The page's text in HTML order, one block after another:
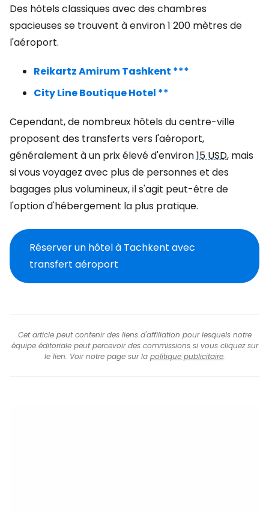
Des hôtels classiques avec des chambres
spacieuses se trouvent à environ 1 200 mètres de
l'aéroport.
Reikartz Amirum Tashkent ***
City Line Boutique Hotel **
Cependant, de nombreux hôtels du centre-ville
proposent des transferts vers l'aéroport,
généralement à un prix élevé d'environ15 USD, mais
si vous voyagez avec plus de personnes et des
bagages plus volumineux, il s'agit peut-être de
l'option d'hébergement la plus pratique.
Réserver un hôtel à Tachkent avec
transfert aéroport
Cet article peut contenir des liens d'affiliation pour lesquels notre
équipe éditoriale peut percevoir des commissions si vous cliquez sur
le lien. Voir notre page sur la politique publicitaire.